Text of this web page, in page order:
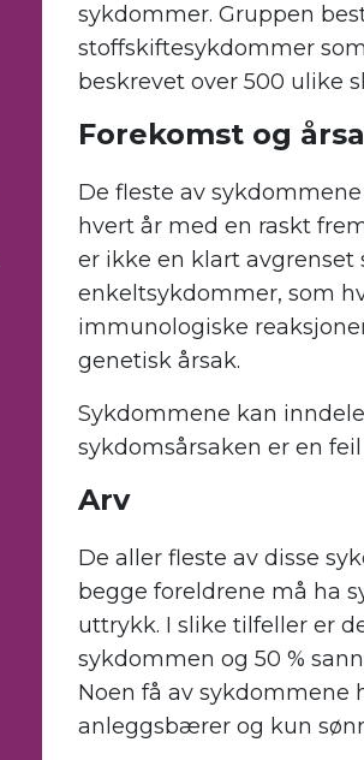
sykdommer. Gruppen
stoffskiftesykdommer
beskrevet over 500 ulike
Forekomst og
De fleste av
hvert år med en raskt
er ikke en klart
enkeltsykdommer, som
immunologiske
genetisk årsak.
Sykdommene kan
sykdomsårsaken er en
Arv
De aller fleste av disse
begge foreldrene må ha
uttrykk. I slike tilfeller er
sykdommen og 50 %
Noen få av sykdommene
anleggsbærer og kun